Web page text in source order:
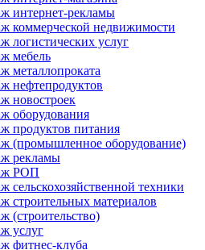
интернет-рекламы
коммерческой недвижимости
логистических услуг
мебель
металлопроката
нефтепродуктов
новостроек
оборудования
продуктов питания
(промышленное оборудование)
рекламы
РОП
сельскохозяйственной техники
строительных материалов
(строительство)
услуг
фитнес-клуба